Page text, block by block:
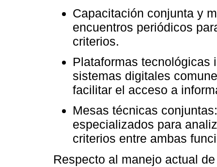
Capacitación conjunta y
encuentros periódicos
criterios.
Plataformas tecnológicas
sistemas digitales
facilitar el acceso a
Mesas técnicas
especializados para
criterios entre ambas
Respecto al manejo actual